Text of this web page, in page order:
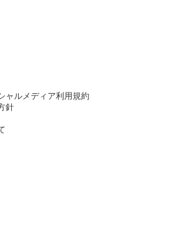
ャルメディア利用規約
針